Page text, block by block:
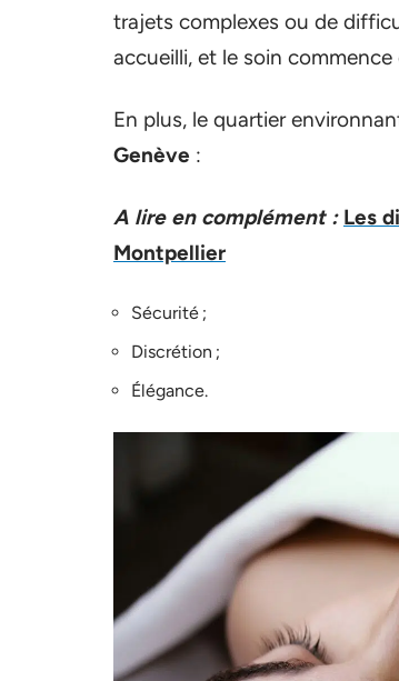
trajets complexes ou de
accueilli, et le soin
En plus, le quartier
Genève :
A lire en complément : Les
Montpellier
Sécurité ;
Discrétion ;
Élégance.